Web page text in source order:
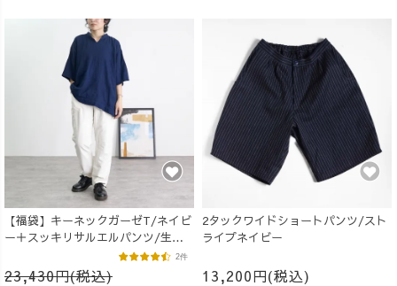
【福袋】キーネックガーゼT/ネイビ
ー＋スッキリサルエルパンツ/生成
23,430円(税込)
2件
2タックワイドショートパンツ/スト
ライプネイビー
13,200円(税込)